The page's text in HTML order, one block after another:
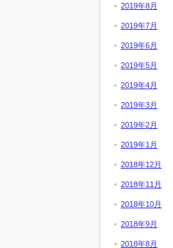
2019年8月
2019年7月
2019年6月
2019年5月
2019年4月
2019年3月
2019年2月
2019年1月
2018年12月
2018年11月
2018年10月
2018年9月
2018年8月